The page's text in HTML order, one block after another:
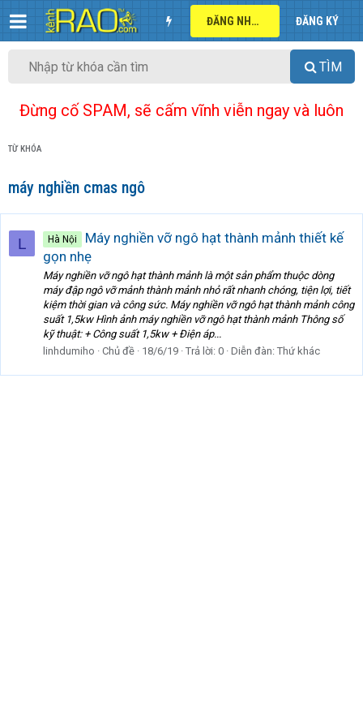
ĐĂNG NHẬP ĐĂNG KÝ
TÌM
Đừng cố SPAM, sẽ cấm vĩnh viễn ngay và luôn
TỪ KHÓA
máy nghiền cmas ngô
L Hà Nội
Máy nghiền vỡ ngô hạt thành mảnh thiết kế
gọn nhẹ
Máy nghiền vỡ ngô hạt thành mảnh là một sản phẩm thuộc dòng
máy đập ngô vỡ mảnh thành mảnh nhỏ rất nhanh chóng, tiện lợi, tiết
kiệm thời gian và công sức. Máy nghiền vỡ ngô hạt thành mảnh công
suất 1,5kw Hình ảnh máy nghiền vỡ ngô hạt thành mảnh Thông số
kỹ thuật: + Công suất 1,5kw + Điện áp...
linhdumiho
Chủ đề 18/6/19 Trả lời: 0 Diễn đàn: Thứ khác